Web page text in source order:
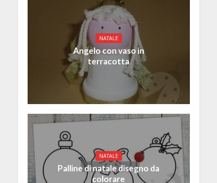
NATALE
Angelo con vaso in
terracotta
NATALE
Palline di natale disegno da
colorare